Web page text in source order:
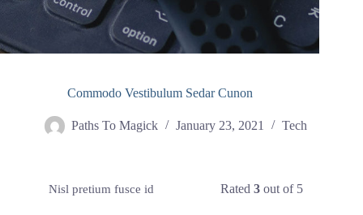
Commodo Vestibulum Sedar Cunon
Paths To Magick January 23, 2021 Tech
Nisl pretium fusce id Rated3 out of 5